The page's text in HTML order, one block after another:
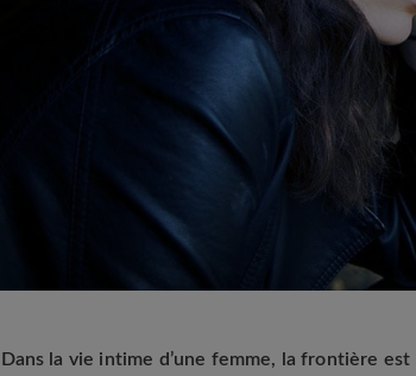
Dans la vie intime d’une femme, la frontière